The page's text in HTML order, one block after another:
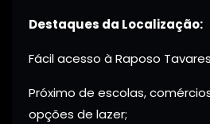
Destaques da Localização:
Fácil acesso à Raposo
Próximo de escolas,
opções de lazer;